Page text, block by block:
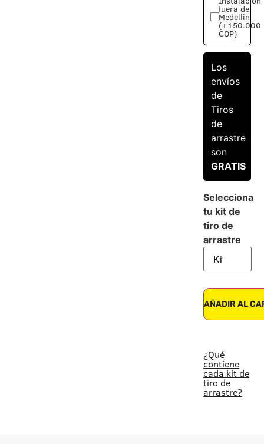
fuera de
Medellín
(+150.000
COP)
Los
envíos
de
Tiros
de
arrastre
son
GRATIS
Selecciona
tu kit de
tiro de
arrastre
AÑADIR AL
¿Qué
contiene
cada kit de
tiro de
arrastre?